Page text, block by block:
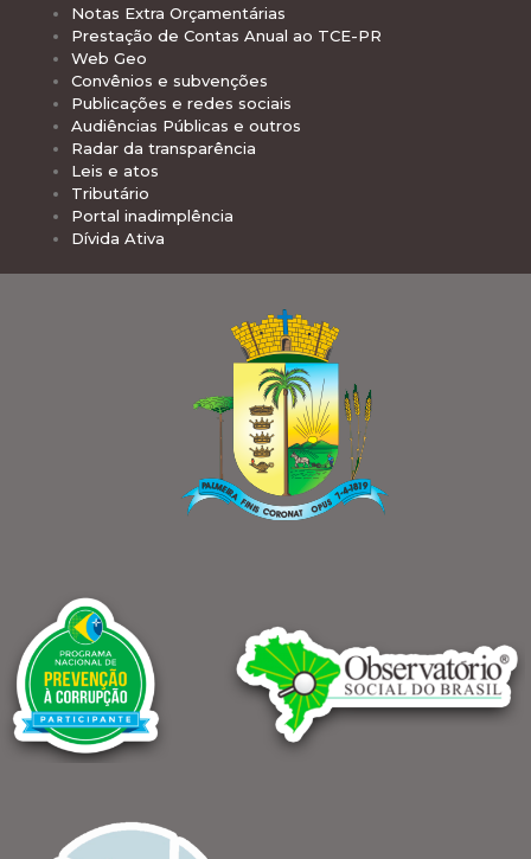
Notas Extra Orçamentárias
Prestação de Contas Anual ao TCE-PR
Web Geo
Convênios e subvenções
Publicações e redes sociais
Audiências Públicas e outros
Radar da transparência
Leis e atos
Tributário
Portal inadimplência
Dívida Ativa